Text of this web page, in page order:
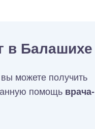
в Балашихе
вы можете получить
помощь врача-